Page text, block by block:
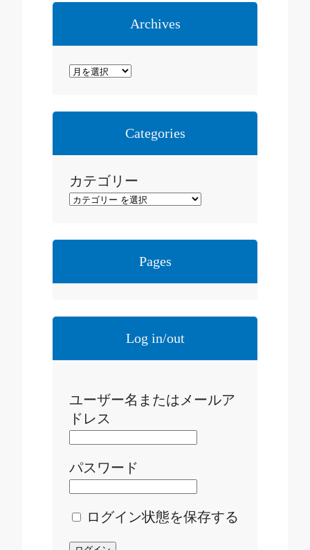
Archives
ア
カ
Categories
カテゴリー
Pages
Log in/out
ユーザー名またはメールア
ドレス
パスワード
ログイン状態を保存する